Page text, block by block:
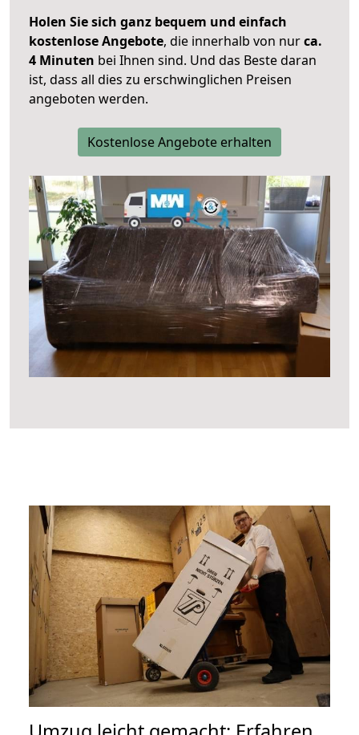
Holen Sie sich ganz bequem und einfach
kostenlose Angebote, die innerhalb von nurca.
4 Minuten bei Ihnen sind. Und das Beste daran
ist, dass all dies zu erschwinglichen Preisen
angeboten werden.
Kostenlose Angebote erhalten